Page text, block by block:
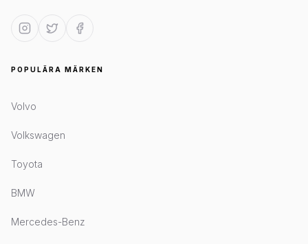
POPULÄRA MÄRKEN
Volvo
Volkswagen
Toyota
BMW
Mercedes-Benz